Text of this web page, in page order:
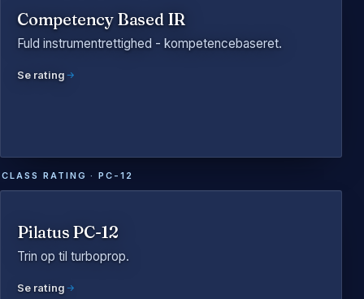
Competency Based IR
Fuld instrumentrettighed - kompetencebaseret.
Se rating
CLASS RATING · PC-12
Pilatus PC-12
Trin op til turboprop.
Se rating